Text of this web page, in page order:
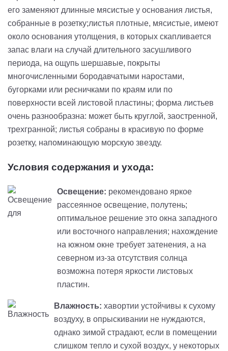
его заменяют длинные мясистые у основания листья,
собранные в розетку;листья плотные, мясистые, имеют
около основания утолщения, в которых скапливается
запас влаги на случай длительного засушливого
периода, на ощупь шершавые, покрыты
многочисленными бородавчатыми наростами,
бугорками или ресничками по краям или по
поверхности всей листовой пластины; форма листьев
очень разнообразна: может быть круглой, заостренной,
трехгранной; листья собраны в красивую по форме
розетку, напоминающую морскую звезду.
Условия содержания и ухода:
Освещение: рекомендовано яркое
рассеянное освещение, полутень;
оптимальное решение это окна западного
или восточного направления; нахождение
на южном окне требует затенения, а на
северном из-за отсутствия солнца
возможна потеря яркости листовых
пластин.
Влажность: хавортии устойчивы к сухому
воздуху, в опрыскивании не нуждаются,
однако зимой страдают, если в помещении
слишком тепло и сухой воздух, у некоторых